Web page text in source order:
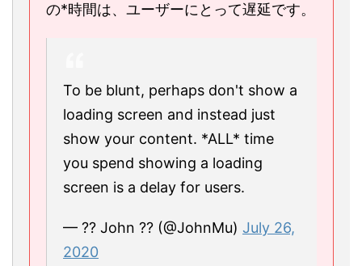
の*時間は、ユーザーにとって遅延です。
To be blunt, perhaps don't show a
loading screen and instead just
show your content. *ALL* time
you spend showing a loading
screen is a delay for users.
— ?? John ?? (@JohnMu) July 26,
2020